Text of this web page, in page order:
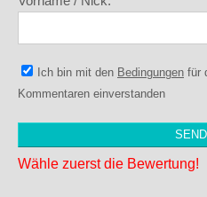
Ich bin mit den Bedingungen für
Kommentaren einverstanden
Wähle zuerst die Bewertung!